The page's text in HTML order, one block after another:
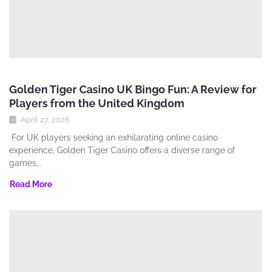
Golden Tiger Casino UK Bingo Fun: A Review for
Players from the United Kingdom
April 27, 2026
For UK players seeking an exhilarating online casino
experience‚ Golden Tiger Casino offers a diverse range of
games‚..
Read More